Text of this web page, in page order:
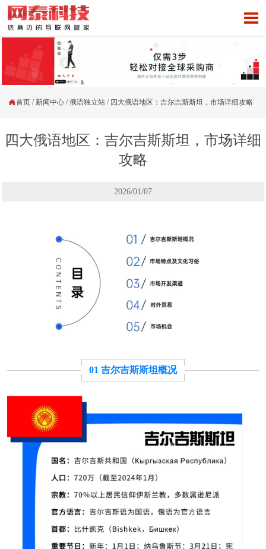

首页 / 新闻中心 /俄语独立站 / 四大俄语地区：吉尔吉斯斯坦，市场详细攻略
四大俄语地区：吉尔吉斯斯坦，市场详细
攻略
2026/01/07
01 吉尔吉斯斯坦概况